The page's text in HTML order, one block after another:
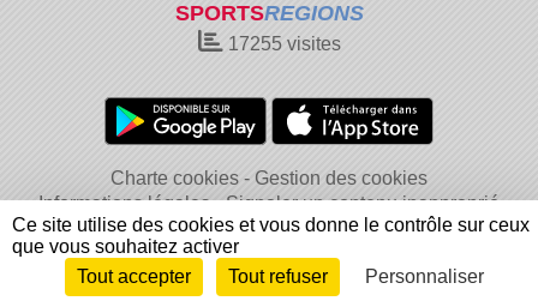
SPORTSREGIONS
17255visites
Charte cookies
Gestion des cookies
Informations légales
Signaler un contenu inapproprié
Envie de participer ? Connexion
Ce site utilise des cookies et vous donne le contrôle sur ceux
que vous souhaitez activer
Tout accepter
Tout refuser Personnaliser